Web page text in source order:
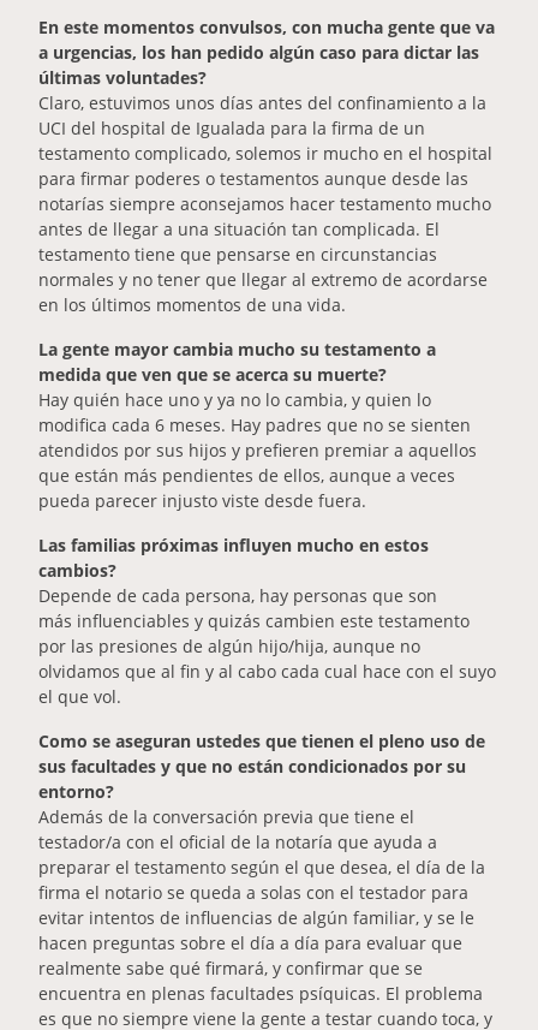
En este momentos convulsos, con mucha gente que va
a urgencias, los han pedido algún caso para dictar las
últimas voluntades?
Claro, estuvimos unos días antes del confinamiento a la
UCI del hospital de Igualada para la firma de un
testamento complicado, solemos ir mucho en el hospital
para firmar poderes o testamentos aunque desde las
notarías siempre aconsejamos hacer testamento mucho
antes de llegar a una situación tan complicada. El
testamento tiene que pensarse en circunstancias
normales y no tener que llegar al extremo de acordarse
en los últimos momentos de una vida.
La gente mayor cambia mucho su testamento a
medida que ven que se acerca su muerte?
Hay quién hace uno y ya no lo cambia, y quien lo
modifica cada 6 meses. Hay padres que no se sienten
atendidos por sus hijos y prefieren premiar a aquellos
que están más pendientes de ellos, aunque a veces
pueda parecer injusto viste desde fuera.
Las familias próximas influyen mucho en estos
cambios?
Depende de cada persona, hay personas que son
más influenciables y quizás cambien este testamento
por las presiones de algún hijo/hija, aunque no
olvidamos que al fin y al cabo cada cual hace con el suyo
el que vol.
Como se aseguran ustedes que tienen el pleno uso de
sus facultades y que no están condicionados por su
entorno?
Además de la conversación previa que tiene el
testador/a con el oficial de la notaría que ayuda a
preparar el testamento según el que desea, el día de la
firma el notario se queda a solas con el testador para
evitar intentos de influencias de algún familiar, y se le
hacen preguntas sobre el día a día para evaluar que
realmente sabe qué firmará, y confirmar que se
encuentra en plenas facultades psíquicas. El problema
es que no siempre viene la gente a testar cuando toca, y